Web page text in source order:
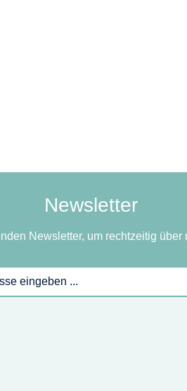
Newsletter
Newsletter, um rechtzeitig